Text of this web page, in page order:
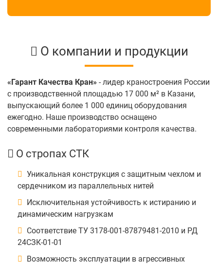
О компании и продукции
«Гарант Качества Кран» - лидер краностроения России
с производственной площадью 17 000 м² в Казани,
выпускающий более 1 000 единиц оборудования
ежегодно. Наше производство оснащено
современными лабораториями контроля качества.
О стропах СТК
Уникальная конструкция с защитным чехлом и
сердечником из параллельных нитей
Исключительная устойчивость к истиранию и
динамическим нагрузкам
Соответствие ТУ 3178-001-87879481-2010 и РД
24СЗК-01-01
Возможность эксплуатации в агрессивных